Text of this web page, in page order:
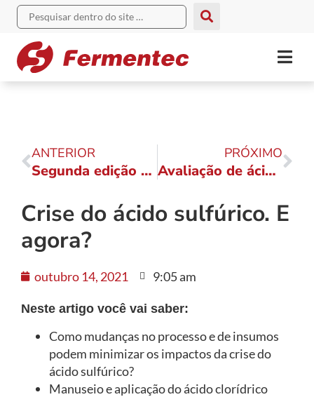
ANTERIOR
Segunda edição do Webmeeting Reunião Anual bate recorde de público
PRÓXIMO
Avaliação de ácidos sulfúricos reciclados na fermentação alcoólica
Crise do ácido sulfúrico. E
agora?
outubro 14, 2021 9:05 am
Neste artigo você vai saber:
Como mudanças no processo e de insumos
podem minimizar os impactos da crise do
ácido sulfúrico?
Manuseio e aplicação do ácido clorídrico